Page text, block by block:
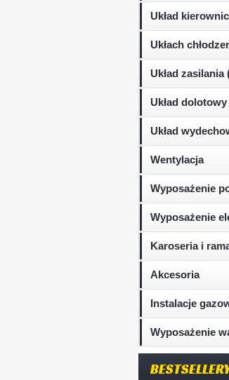
Układ
Ukłach
Układ
Układ dolotowy
Układ
Wentylacja
Wyposażenie
Wyposażenie
Karoseria i
Akcesoria
Instalacje
Wyposażenie